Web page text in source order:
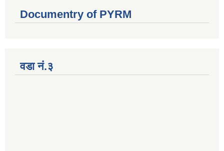
Documentry of PYRM
वडा नं.३